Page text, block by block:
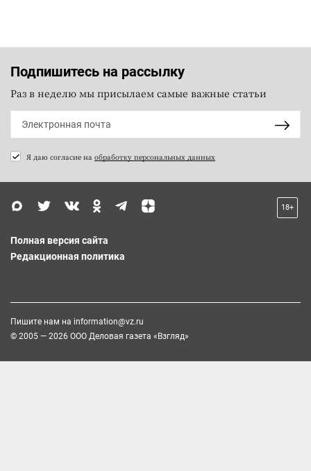
Подпишитесь на рассылку
Раз в неделю мы присылаем самые важные статьи
Я даю согласие на обработку персональных данных
18+
Полная версия сайта
Редакционная политика
Пишите нам на information@vz.ru
© 2005 — 2026 ООО Деловая газета «Взгляд»